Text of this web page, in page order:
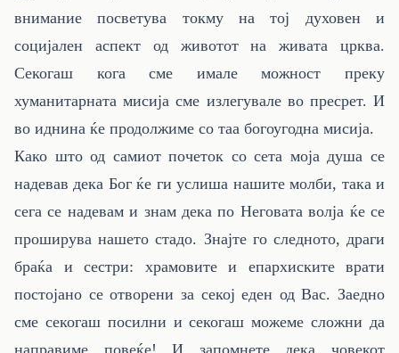
внимание посветува токму на тој духовен и
социјален аспект од животот на живата црква.
Секогаш кога сме имале можност преку
хуманитарната мисија сме излегувале во пресрет. И
во иднина ќе продолжиме со таа богоугодна мисија.
Како што од самиот почеток со сета моја душа се
надевав дека Бог ќе ги услиша нашите молби, така и
сега се надевам и знам дека по Неговата волја ќе се
проширува нашето стадо. Знајте го следното, драги
браќа и сестри: храмовите и епархиските врати
постојано се отворени за секој еден од Вас. Заедно
сме секогаш посилни и секогаш можеме сложни да
направиме повеќе! И запомнете дека човекот